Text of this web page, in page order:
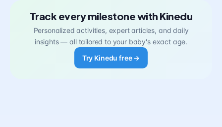
Track every milestone with Kinedu
Personalized activities, expert articles, and daily
insights — all tailored to your baby's exact age.
Try Kinedu free →